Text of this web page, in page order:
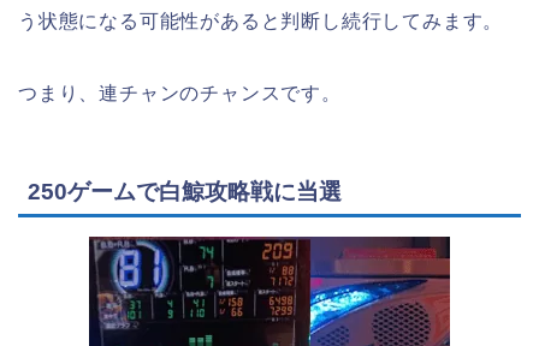
う状態になる可能性があると判断し続行してみます。
つまり、連チャンのチャンスです。
250ゲームで白鯨攻略戦に当選